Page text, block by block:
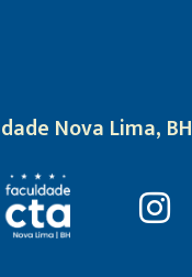
Nova Lima, BH